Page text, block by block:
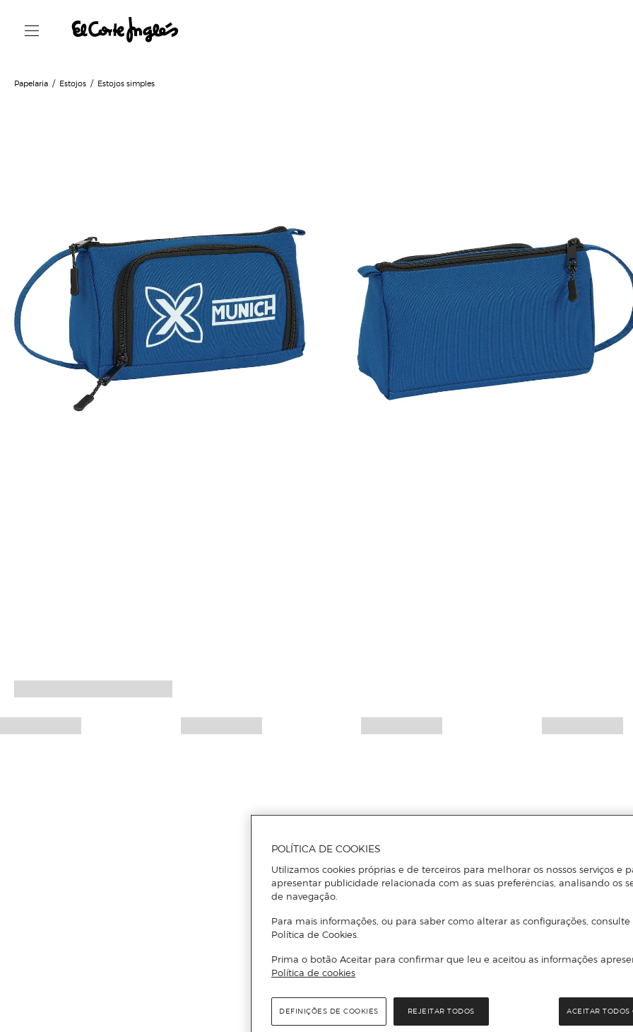
Papelaria Estojos Estojos simples
POLÍTICA DE COOKIES
Utilizamos cookies próprias e de terceiros para melhorar os nossos serviços e
apresentar publicidade relacionada com as suas preferências, analisando os
de navegação.
Para mais informações, ou para saber como alterar as configurações, consulte
Política de Cookies.
Prima o botão Aceitar para confirmar que leu e aceitou as informações
Política de cookies
REJEITAR TODOS ACEITAR TODOS
DEFINIÇÕES DE COOKIES